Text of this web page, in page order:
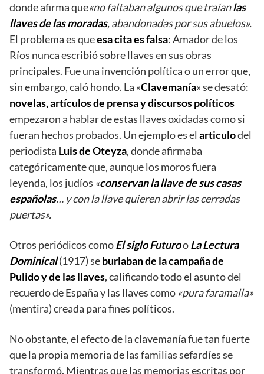
donde afirma que«no faltaban algunos que traíanlas
llaves de las moradas, abandonadas por sus abuelos».
El problema es queesa cita es falsa: Amador de los
Ríos nunca escribió sobre llaves en sus obras
principales. Fue una invención política o un error que,
sin embargo, caló hondo. La «Clavemanía» se desató:
novelas, artículos de prensa y discursos políticos
empezaron a hablar de estas llaves oxidadas como si
fueran hechos probados. Un ejemplo es el articulodel
periodista Luis de Oteyza, donde afirmaba
categóricamente que, aunque los moros fuera
leyenda, los judíos «conservan la llave de sus casas
españolas… y con la llave quieren abrir las cerradas
puertas».
Otros periódicos comoEl siglo FuturooLa Lectura
Dominical(1917) seburlaban de la campaña de
Pulido y de las llaves, calificando todo el asunto del
recuerdo de España y las llaves como «pura faramalla»
(mentira) creada para fines políticos.
No obstante, el efecto de la clavemanía fue tan fuerte
que la propia memoria de las familias sefardíes se
transformó. Mientras que las memorias escritas por